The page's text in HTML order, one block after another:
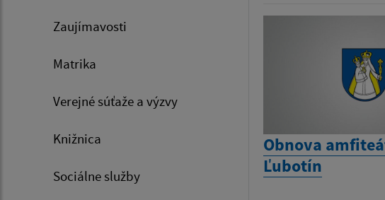
Zaujímavosti
Matrika
Verejné súťaže a výzvy
Knižnica
Sociálne služby
Obnova
Ľubotín